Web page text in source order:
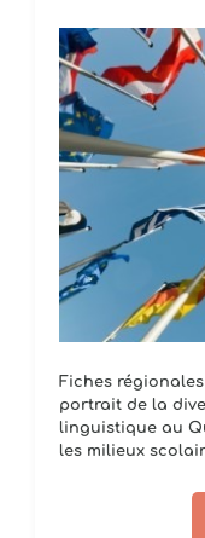
Fiches
portrait de la
linguistique au
les milieux